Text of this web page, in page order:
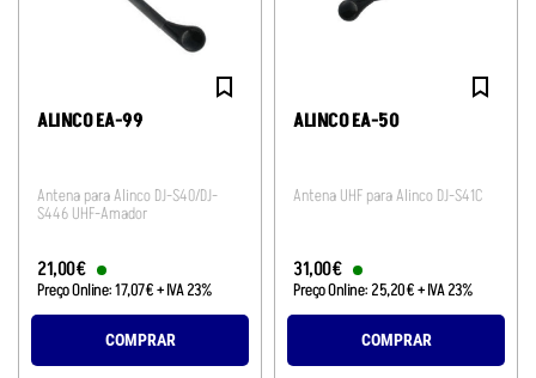
ALINCO EA-99
Antena para Alinco DJ-S40/DJ-
S446 UHF-Amador
21,00€
Preço Online:17,07€+ IVA 23%
COMPRAR
ALINCO EA-50
Antena UHF para Alinco DJ-S41C
31,00€
Preço Online: 25,20€+ IVA 23%
COMPRAR